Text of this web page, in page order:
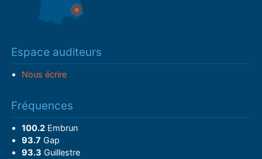
Espace auditeurs
Nous écrire
Fréquences
100.2Embrun
93.7 Gap
93.3 Guillestre